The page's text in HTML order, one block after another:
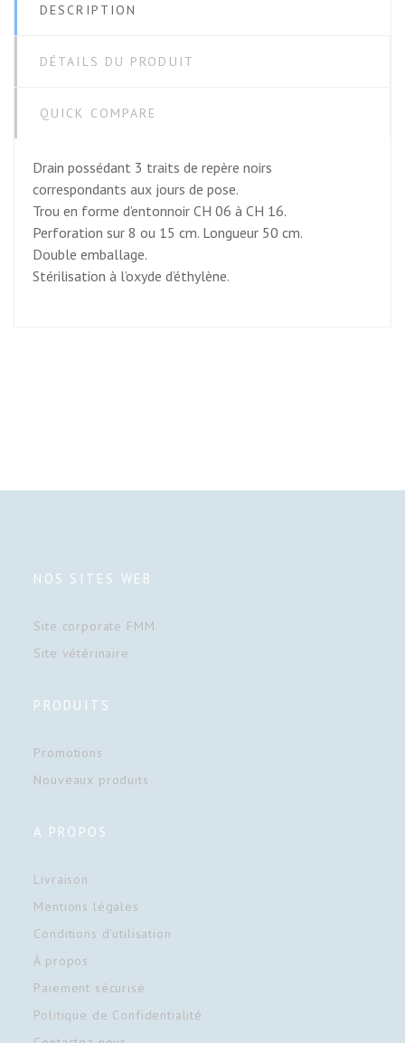
DESCRIPTION
DÉTAILS DU PRODUIT
QUICK COMPARE
Drain possédant 3 traits de repère noirs
correspondants aux jours de pose.
Trou en forme d’entonnoir CH 06 à CH 16.
Perforation sur 8 ou 15 cm. Longueur 50 cm.
Double emballage.
Stérilisation à l’oxyde d’éthylène.
NOS SITES WEB
Site corporate FMM
Site vétérinaire
PRODUITS
Promotions
Nouveaux produits
A PROPOS
Livraison
Mentions légales
Conditions d'utilisation
À propos
Paiement sécurisé
Politique de Confidentialité